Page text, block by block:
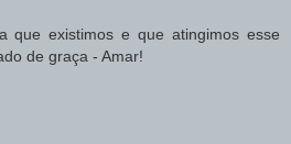
que existimos e que atingimos esse
de graça - Amar!